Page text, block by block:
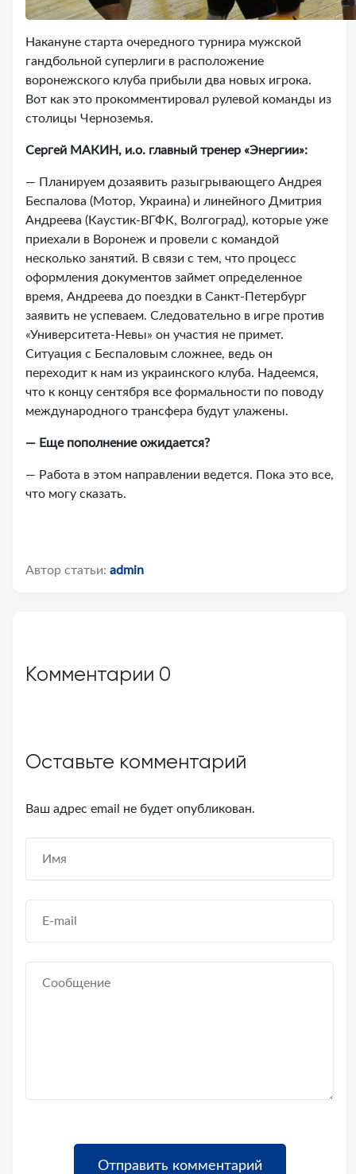
Накануне старта очередного турнира мужской
гандбольной суперлиги в расположение
воронежского клуба прибыли два новых игрока.
Вот как это прокомментировал рулевой команды из
столицы Черноземья.
Сергей МАКИН, и.о. главный тренер «Энергии»:
— Планируем дозаявить разыгрывающего Андрея
Беспалова (Мотор, Украина) и линейного Дмитрия
Андреева (Каустик-ВГФК, Волгоград), которые уже
приехали в Воронеж и провели с командой
несколько занятий. В связи с тем, что процесс
оформления документов займет определенное
время, Андреева до поездки в Санкт-Петербург
заявить не успеваем. Следовательно в игре против
«Университета-Невы» он участия не примет.
Ситуация с Беспаловым сложнее, ведь он
переходит к нам из украинского клуба. Надеемся,
что к концу сентября все формальности по поводу
международного трансфера будут улажены.
— Еще пополнение ожидается?
— Работа в этом направлении ведется. Пока это все,
что могу сказать.
Автор статьи: admin
Комментарии 0
Оставьте комментарий
Ваш адрес email не будет опубликован.